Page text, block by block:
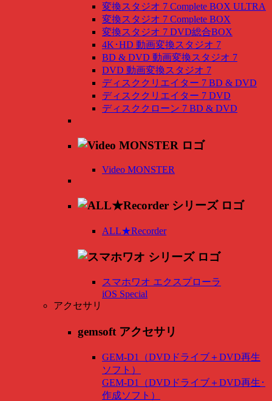
変換スタジオ 7 Complete BOX ULTRA
変換スタジオ 7 Complete BOX
変換スタジオ 7 DVD総合BOX
4K･HD 動画変換スタジオ 7
BD & DVD 動画変換スタジオ 7
DVD 動画変換スタジオ 7
ディスククリエイター 7 BD & DVD
ディスククリエイター 7 DVD
ディスククローン 7 BD & DVD
Video MONSTER
ALL★Recorder
スマホワオ エクスプローラ
iOS Special
アクセサリ
gemsoft アクセサリ
GEM-D1（DVDドライブ＋DVD再生
ソフト）
GEM-D1（DVDドライブ＋DVD再生･
作成ソフト）